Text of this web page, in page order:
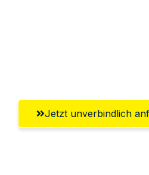
Jetzt unverbindlich